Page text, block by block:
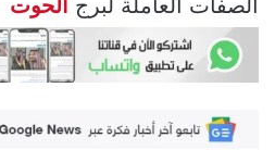
الصفات العاملة لبرج الحوت